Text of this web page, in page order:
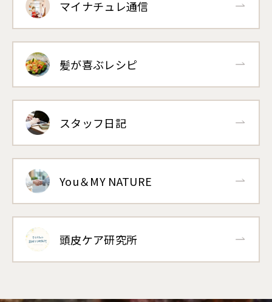
マイナチュレ通信
髪が喜ぶレシピ
スタッフ日記
You＆MY NATURE
頭皮ケア研究所